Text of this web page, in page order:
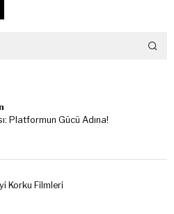
Platformun Gücü Adına!
Korku Filmleri